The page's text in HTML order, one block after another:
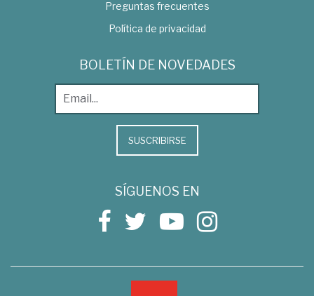
Preguntas frecuentes
Política de privacidad
BOLETÍN DE NOVEDADES
SUSCRIBIRSE
SÍGUENOS EN